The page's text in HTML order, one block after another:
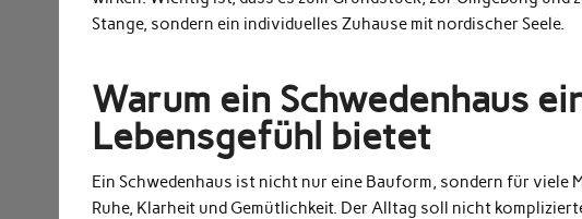
Stange, sondern ein individuelles Zuhause mit nordischer Seele.
Warum ein Schwedenhaus
Lebensgefühl bietet
Ein Schwedenhaus ist nicht nur eine Bauform, sondern für viele
Ruhe, Klarheit und Gemütlichkeit. Der Alltag soll nicht